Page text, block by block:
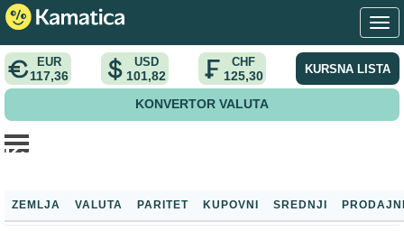
EUR
117,36
USD
101,82
CHF
125,30 KURSNA LISTA
KONVERTOR VALUTA
Početna Kursna lista > Kursna lista NBS
Kursna lista NBS
ZEMLJA VALUTA PARITET KUPOVNI SREDNJI